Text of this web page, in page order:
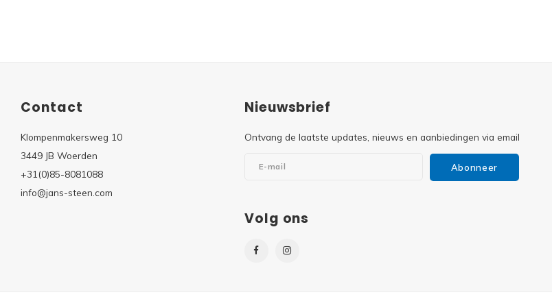
Contact
Klompenmakersweg 10
3449 JB Woerden
+31(0)85-8081088
info@jans-steen.com
Nieuwsbrief
Ontvang de laatste updates, nieuws en aanbiedingen via email
Abonneer
Volg ons